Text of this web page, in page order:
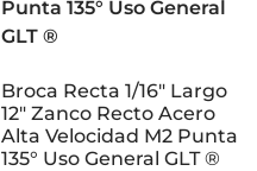
Broca Recta 1/16″ Largo
12″ Zanco Recto Acero
Alta Velocidad M2 Punta
135° Uso General GLT ®